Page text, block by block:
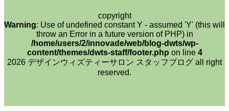
copyright
Warning: Use of undefined constant Y - assumed 'Y' (this will
throw an Error in a future version of PHP) in
/home/users/2/innovade/web/blog-dwts/wp-
content/themes/dwts-staff/footer.php on line 4
2026 デザインウィズティーサロン スタッフブログ all right
reserved.